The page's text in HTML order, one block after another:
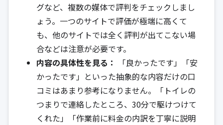
グなど、複数の媒体で評判をチェックしまし
ょう。一つのサイトで評価が極端に高くて
も、他のサイトでは全く評判が出てこない場
合などは注意が必要です。
内容の具体性を見る：
「良かったです」「安
かったです」といった抽象的な内容だけの口
コミはあまり参考になりません。「トイレの
つまりで連絡したところ、30分で駆けつけて
くれた」「作業前に料金の内訳を丁寧に説明